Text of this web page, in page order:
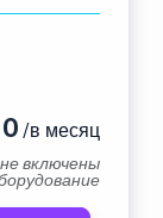
/в месяц
включены